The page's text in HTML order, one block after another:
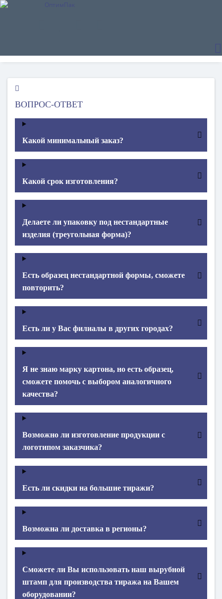
ВОПРОС-ОТВЕТ
Какой минимальный заказ?
Какой срок изготовления?
Делаете ли упаковку под нестандартные
изделия (треугольная форма)?
Есть образец нестандартной формы, сможете
повторить?
Есть ли у Вас филиалы в других городах?
Я не знаю марку картона, но есть образец,
сможете помочь с выбором аналогичного
качества?
Возможно ли изготовление продукции с
логотипом заказчика?
Есть ли скидки на большие тиражи?
Возможна ли доставка в регионы?
Сможете ли Вы использовать наш вырубной
штамп для производства тиража на Вашем
оборудовании?